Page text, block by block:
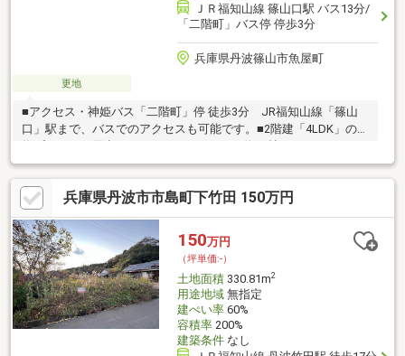
ＪＲ福知山線 篠山口駅 バス13分/
「二階町」バス停 停歩3分
兵庫県丹波篠山市魚屋町
更地
■アクセス・神姫バス「二階町」停 徒歩3分 JR福知山線「篠山
口」駅まで、バスでのアクセスも可能です。■2階建「4LDK」の建
広さ。キッチンは対面仕様。・LDKを通り2階へ繋がる、コミュニ
ケーションをとりやすい設計。・水廻りを1階に集約し、家事動線
にも配慮◎・全居室に収納スペースを設け、住空間を広々と有効
活用可能。■設備や仕様など、お好みに合わせてセレクトできま
す！■周辺環境・フレッシュバザール篠山店：徒歩7分・丹波篠山
市役所：徒歩6分・篠山城跡：徒歩7分
兵庫県丹波市市島町下竹田 150万円
150万円
（坪単価:-）
土地面積330.81m2
用途地域無指定
建ぺい率60%
容積率200%
建築条件なし